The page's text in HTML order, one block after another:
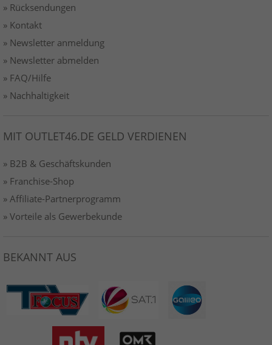
» Rücksendungen
» Kontakt
» Newsletter anmeldung
» Newsletter abmelden
» FAQ/Hilfe
» Nachhaltigkeit
MIT OUTLET46.DE GELD VERDIENEN
» B2B & Geschäftskunden
» Franchise-Shop
» Affiliate-Partnerprogramm
» Vorteile als Gewerbekunde
BEKANNT AUS